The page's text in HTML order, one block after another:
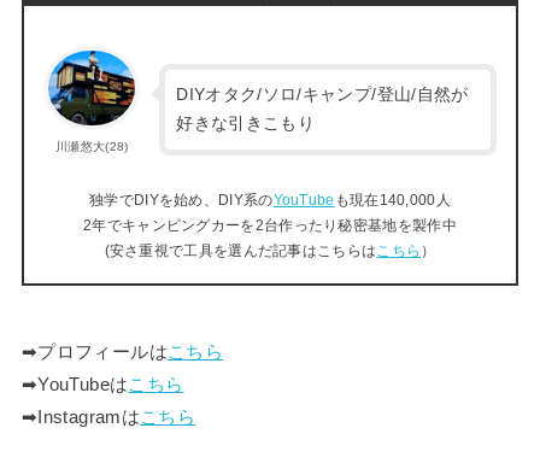
川瀬悠大(28)
DIYオタク/ソロ/キャンプ/登山/自然が
好きな引きこもり
独学でDIYを始め、DIY系のYouTube も現在140,000人
2年でキャンピングカーを2台作ったり秘密基地を製作中
(安さ重視で工具を選んだ記事はこちらは こちら ）
➡︎プロフィールはこちら
➡︎YouTubeはこちら
➡︎Instagramはこちら